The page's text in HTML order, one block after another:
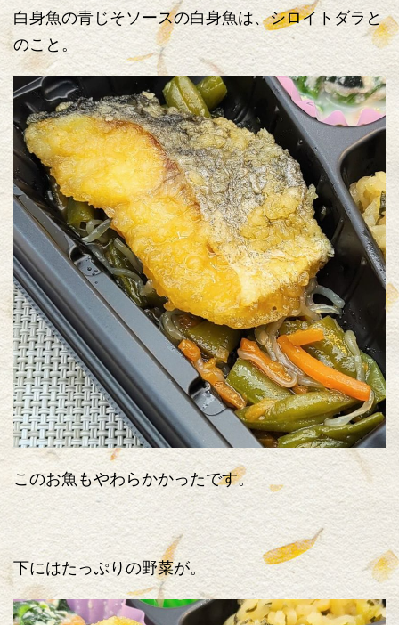
白身魚の青じそソースの白身魚は、シロイトダラと
のこと。
このお魚もやわらかかったです。
下にはたっぷりの野菜が。